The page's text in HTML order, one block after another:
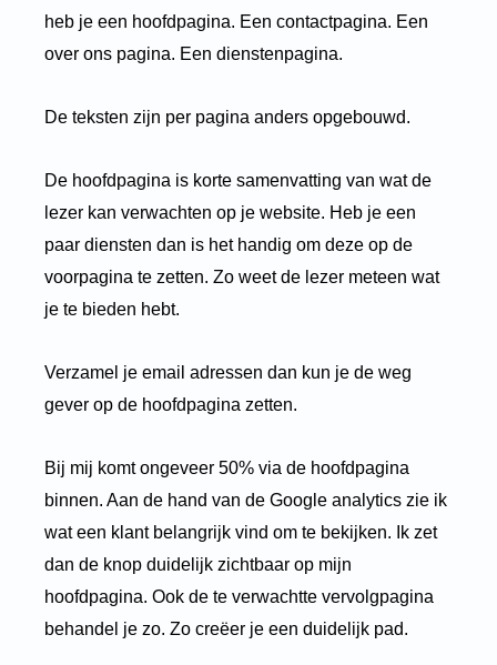
heb je een hoofdpagina. Een contactpagina. Een
over ons pagina. Een dienstenpagina.
De teksten zijn per pagina anders opgebouwd.
De hoofdpagina is korte samenvatting van wat de
lezer kan verwachten op je website. Heb je een
paar diensten dan is het handig om deze op de
voorpagina te zetten. Zo weet de lezer meteen wat
je te bieden hebt.
Verzamel je email adressen dan kun je de weg
gever op de hoofdpagina zetten.
Bij mij komt ongeveer 50% via de hoofdpagina
binnen. Aan de hand van de Google analytics zie ik
wat een klant belangrijk vind om te bekijken. Ik zet
dan de knop duidelijk zichtbaar op mijn
hoofdpagina. Ook de te verwachtte vervolgpagina
behandel je zo. Zo creëer je een duidelijk pad.